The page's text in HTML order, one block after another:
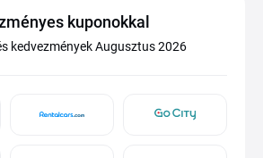
kuponokkal
kedvezmények Augusztus 2026